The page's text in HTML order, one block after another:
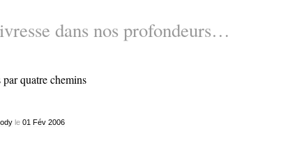
dans nos profondeurs…
par quatre chemins
le 01 Fév 2006